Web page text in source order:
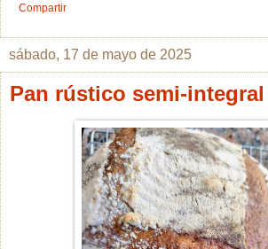
Compartir
sábado, 17 de mayo de 2025
Pan rústico semi-integral